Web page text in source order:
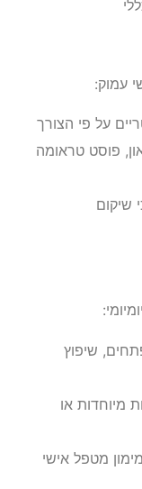
חיוניים
עמוק:
על פי הצורך
פוסט טראומה
שיפוץ
מיוחדות או